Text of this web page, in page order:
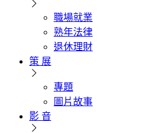
職場就業
熟年法律
退休理財
策 展
專題
圖片故事
影 音